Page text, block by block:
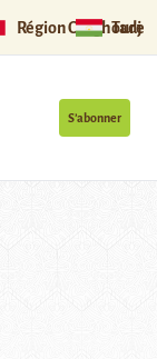
Région Ouïghoure
S’abonner